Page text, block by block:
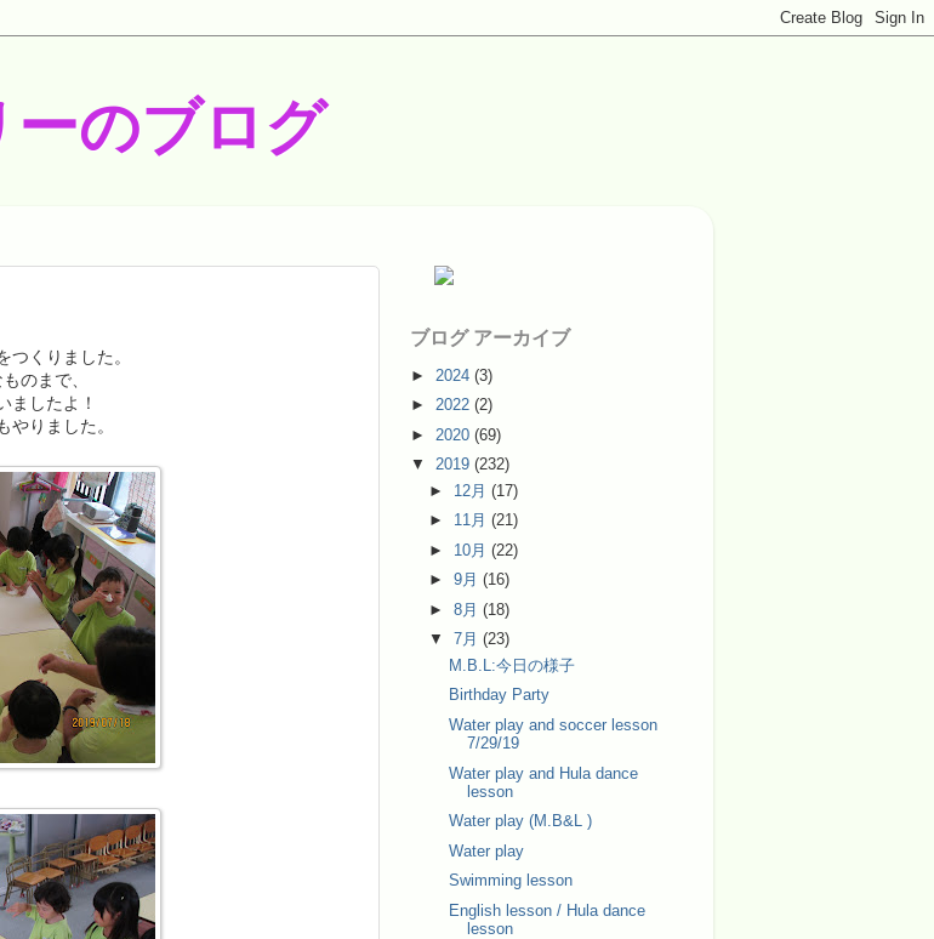
のブログ
つくりました。
のまで、
ましたよ！
やりました。
ブログ アーカイブ
► 2024 (3)
► 2022 (2)
► 2020 (69)
▼ 2019 (232)
► 12月(17)
► 11月(21)
► 10月(22)
►9月(16)
►8月(18)
▼7月(23)
M.B.L:今日の様子
Birthday Party
Water play and soccer lesson
7/29/19
Water play and Hula dance
lesson
Water play (M.B&L )
Water play
Swimming lesson
English lesson / Hula dance
lesson